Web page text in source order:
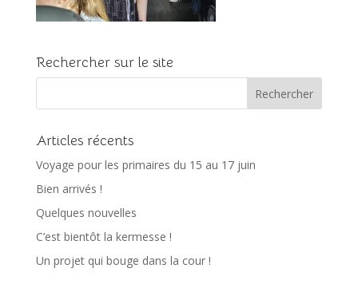
Rechercher sur le site
Articles récents
Voyage pour les primaires du 15 au 17 juin
Bien arrivés !
Quelques nouvelles
C’est bientôt la kermesse !
Un projet qui bouge dans la cour !